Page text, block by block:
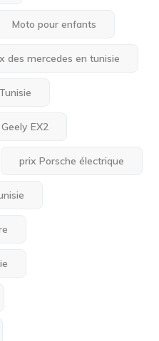
Moto pour enfants
des mercedes en tunisie
EX2
prix Porsche électrique